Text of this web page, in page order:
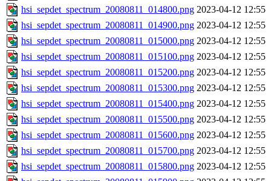
hsi_sepdet_spectrum_20080811_014800.png 2023-04-12 12:55
hsi_sepdet_spectrum_20080811_014900.png 2023-04-12 12:55
hsi_sepdet_spectrum_20080811_015000.png 2023-04-12 12:55
hsi_sepdet_spectrum_20080811_015100.png 2023-04-12 12:55
hsi_sepdet_spectrum_20080811_015200.png 2023-04-12 12:55
hsi_sepdet_spectrum_20080811_015300.png 2023-04-12 12:55
hsi_sepdet_spectrum_20080811_015400.png 2023-04-12 12:55
hsi_sepdet_spectrum_20080811_015500.png 2023-04-12 12:55
hsi_sepdet_spectrum_20080811_015600.png 2023-04-12 12:55
hsi_sepdet_spectrum_20080811_015700.png 2023-04-12 12:55
hsi_sepdet_spectrum_20080811_015800.png 2023-04-12 12:55